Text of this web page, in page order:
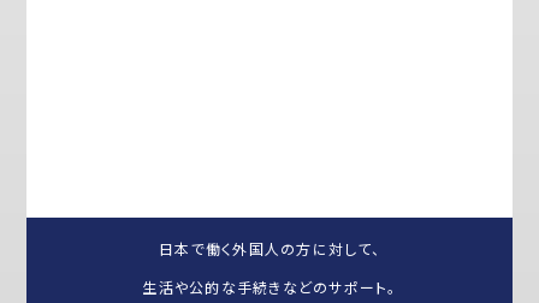
日本で働く外国人の方に対して、
生活や公的な手続きなどのサポート。